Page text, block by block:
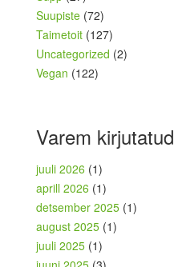
Suupiste (72)
Taimetoit (127)
Uncategorized (2)
Vegan (122)
Varem kirjutatud
juuli 2026 (1)
aprill 2026 (1)
detsember 2025 (1)
august 2025 (1)
juuli 2025 (1)